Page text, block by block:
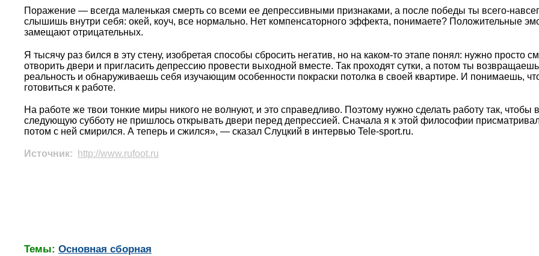
Поражение — всегда маленькая смерть со всеми ее депрессивными признаками, а после победы ты всего-
слышишь внутри себя: окей, коуч, все нормально. Нет компенсаторного эффекта, понимаете? Положительные
замещают отрицательных.
Я тысячу раз бился в эту стену, изобретая способы сбросить негатив, но на каком-то этапе понял: нужно просто
отворить двери и пригласить депрессию провести выходной вместе. Так проходят сутки, а потом ты
реальность и обнаруживаешь себя изучающим особенности покраски потолка в своей квартире. И понимаешь,
готовиться к работе.
На работе же твои тонкие миры никого не волнуют, и это справедливо. Поэтому нужно сделать работу так, чтобы в
следующую субботу не пришлось открывать двери перед депрессией. Сначала я к этой философии
потом с ней смирился. А теперь и сжился», — сказал Слуцкий в интервью Tele-sport.ru.
Источник: http://www.rufoot.ru
Темы: Основная сборная